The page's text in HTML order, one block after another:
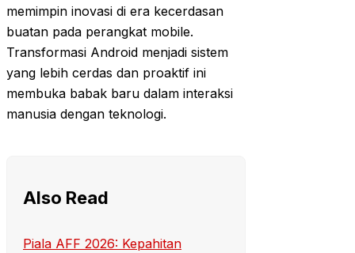
memimpin inovasi di era kecerdasan
buatan pada perangkat mobile.
Transformasi Android menjadi sistem
yang lebih cerdas dan proaktif ini
membuka babak baru dalam interaksi
manusia dengan teknologi.
Also Read
Piala AFF 2026: Kepahitan